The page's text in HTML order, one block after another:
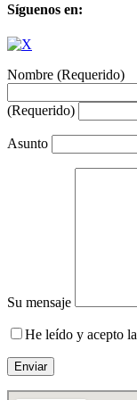
Síguenos en:
Nombre (Requerido)
(Requerido)
Asunto
Su mensaje
He leído y acepto la